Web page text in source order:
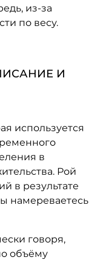
из-за
по весу.
И
используется
в
Рой
в результате
намереваетесь
говоря,
объёму